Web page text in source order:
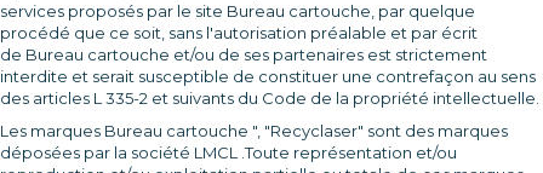
services proposés par le site Bureau cartouche, par quelque
procédé que ce soit, sans l'autorisation préalable et par écrit
de Bureau cartouche et/ou de ses partenaires est strictement
interdite et serait susceptible de constituer une contrefaçon au sens
des articles L 335-2 et suivants du Code de la propriété intellectuelle.
Les marques Bureau cartouche ", "Recyclaser" sont des marques
déposées par la société LMCL .Toute représentation et/ou